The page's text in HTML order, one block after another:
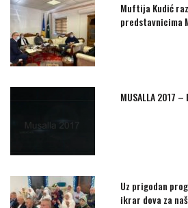
Muftija Kudić
predstavnicima
MUSALLA 2017 –
Uz prigodan
ikrar dova za